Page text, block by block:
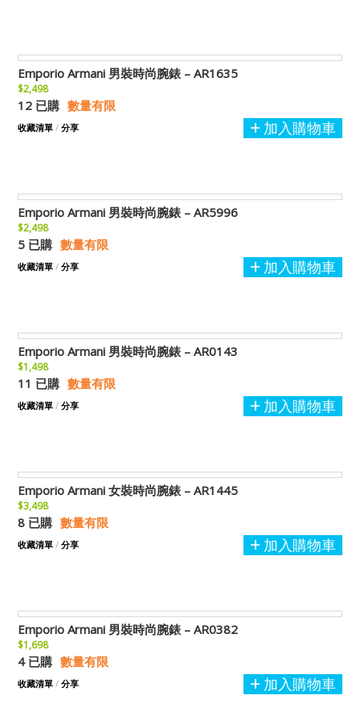
Emporio Armani 男裝時尚腕錶 – AR1635
$2,498
12 已購 數量有限
加入購物車
收藏清單 / 分享
Emporio Armani 男裝時尚腕錶 – AR5996
$2,498
5 已購 數量有限
加入購物車
收藏清單 / 分享
Emporio Armani 男裝時尚腕錶 – AR0143
$1,498
11 已購 數量有限
加入購物車
收藏清單 / 分享
Emporio Armani 女裝時尚腕錶 – AR1445
$3,498
8 已購 數量有限
加入購物車
收藏清單 / 分享
Emporio Armani 男裝時尚腕錶 – AR0382
$1,698
4 已購 數量有限
加入購物車
收藏清單 / 分享